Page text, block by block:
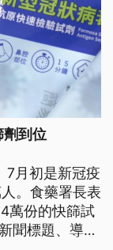
劑到位
7月初是新冠疫
。食藥署長表
萬份的快篩試
聞標題、導言